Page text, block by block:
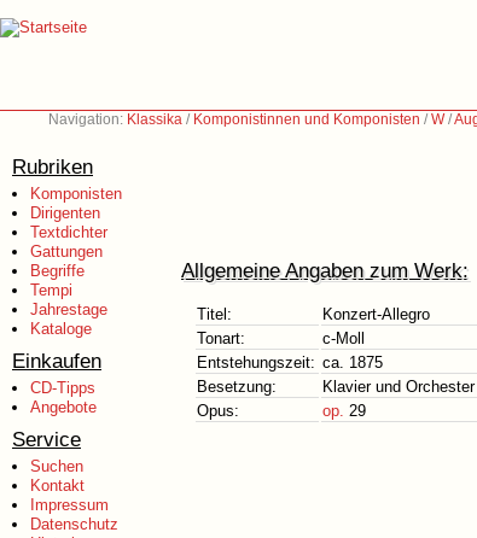
Navigation: Klassika / Komponistinnen und Komponisten /W/
Rubriken
Komponisten
Dirigenten
Textdichter
Gattungen
Begriffe
Tempi
Jahrestage
Kataloge
Einkaufen
CD-Tipps
Angebote
Service
Suchen
Kontakt
Impressum
Datenschutz
Allgemeine Angaben zum Werk:
Titel:
Konzert-Allegro
Tonart:
c-Moll
Entstehungszeit: ca. 1875
Besetzung:
Klavier und Orchester
Opus:
op. 29